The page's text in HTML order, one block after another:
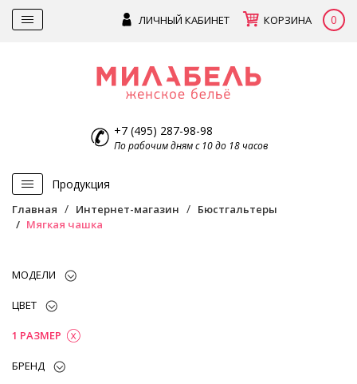
ЛИЧНЫЙ КАБИНЕТ КОРЗИНА 0
+7 (495) 287-98-98
По рабочим дням с 10 до 18 часов
Продукция
Главная Интернет-магазин
Бюстгальтеры
Мягкая чашка
МОДЕЛИ
ЦВЕТ
1 РАЗМЕР
БРЕНД